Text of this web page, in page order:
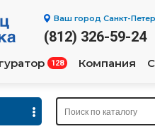
Ваш город Санкт-
(812) 326-59-24
128 Компания